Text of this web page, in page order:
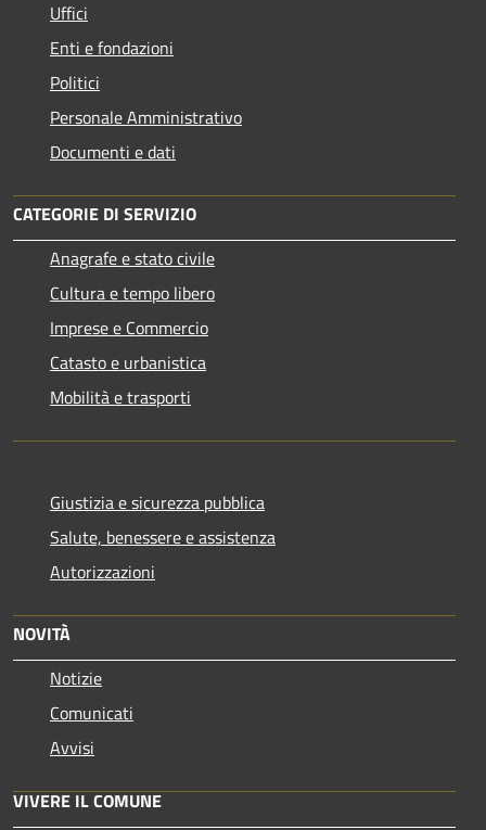
Uffici
Enti e fondazioni
Politici
Personale Amministrativo
Documenti e dati
CATEGORIE DI SERVIZIO
Anagrafe e stato civile
Cultura e tempo libero
Imprese e Commercio
Catasto e urbanistica
Mobilità e trasporti
Giustizia e sicurezza pubblica
Salute, benessere e assistenza
Autorizzazioni
NOVITÀ
Notizie
Comunicati
Avvisi
VIVERE IL COMUNE